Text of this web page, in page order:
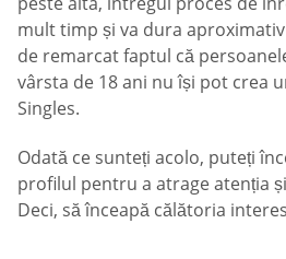
mult timp și va dura
de remarcat faptul că
vârsta de 18 ani nu își pot crea
Singles.
Odată ce sunteți acolo, puteți
profilul pentru a atrage atenția
Deci, să înceapă călătoria